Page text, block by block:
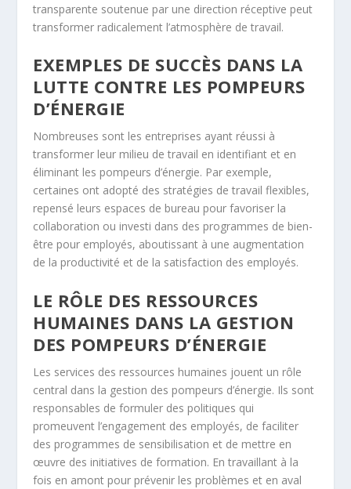
transparente soutenue par une direction réceptive peut
transformer radicalement l’atmosphère de travail.
EXEMPLES DE SUCCÈS DANS LA
LUTTE CONTRE LES POMPEURS
D’ÉNERGIE
Nombreuses sont les entreprises ayant réussi à
transformer leur milieu de travail en identifiant et en
éliminant les pompeurs d’énergie. Par exemple,
certaines ont adopté des stratégies de travail flexibles,
repensé leurs espaces de bureau pour favoriser la
collaboration ou investi dans des programmes de bien-
être pour employés, aboutissant à une augmentation
de la productivité et de la satisfaction des employés.
LE RÔLE DES RESSOURCES
HUMAINES DANS LA GESTION
DES POMPEURS D’ÉNERGIE
Les services des ressources humaines jouent un rôle
central dans la gestion des pompeurs d’énergie. Ils sont
responsables de formuler des politiques qui
promeuvent l’engagement des employés, de faciliter
des programmes de sensibilisation et de mettre en
œuvre des initiatives de formation. En travaillant à la
fois en amont pour prévenir les problèmes et en aval